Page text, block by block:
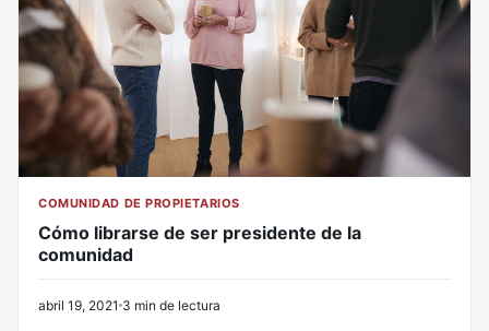
COMUNIDAD DE PROPIETARIOS
Cómo librarse de ser presidente de la
comunidad
abril 19, 2021 3 min de lectura